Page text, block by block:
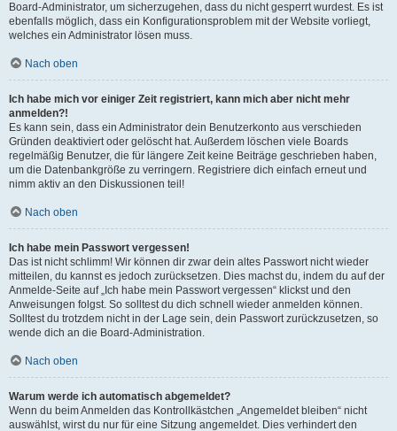
Board-Administrator, um sicherzugehen, dass du nicht gesperrt wurdest. Es ist
ebenfalls möglich, dass ein Konfigurationsproblem mit der Website vorliegt,
welches ein Administrator lösen muss.
Nach oben
Ich habe mich vor einiger Zeit registriert, kann mich aber nicht mehr
anmelden?!
Es kann sein, dass ein Administrator dein Benutzerkonto aus verschieden
Gründen deaktiviert oder gelöscht hat. Außerdem löschen viele Boards
regelmäßig Benutzer, die für längere Zeit keine Beiträge geschrieben haben,
um die Datenbankgröße zu verringern. Registriere dich einfach erneut und
nimm aktiv an den Diskussionen teil!
Nach oben
Ich habe mein Passwort vergessen!
Das ist nicht schlimm! Wir können dir zwar dein altes Passwort nicht wieder
mitteilen, du kannst es jedoch zurücksetzen. Dies machst du, indem du auf der
Anmelde-Seite auf „Ich habe mein Passwort vergessen“ klickst und den
Anweisungen folgst. So solltest du dich schnell wieder anmelden können.
Solltest du trotzdem nicht in der Lage sein, dein Passwort zurückzusetzen, so
wende dich an die Board-Administration.
Nach oben
Warum werde ich automatisch abgemeldet?
Wenn du beim Anmelden das Kontrollkästchen „Angemeldet bleiben“ nicht
auswählst, wirst du nur für eine Sitzung angemeldet. Dies verhindert den